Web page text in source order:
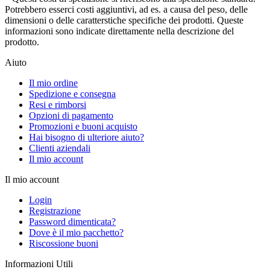
Potrebbero esserci costi aggiuntivi, ad es. a causa del peso, delle
dimensioni o delle caratterstiche specifiche dei prodotti. Queste
informazioni sono indicate direttamente nella descrizione del
prodotto.
Aiuto
Il mio ordine
Spedizione e consegna
Resi e rimborsi
Opzioni di pagamento
Promozioni e buoni acquisto
Hai bisogno di ulteriore aiuto?
Clienti aziendali
Il mio account
Il mio account
Login
Registrazione
Password dimenticata?
Dove è il mio pacchetto?
Riscossione buoni
Informazioni Utili